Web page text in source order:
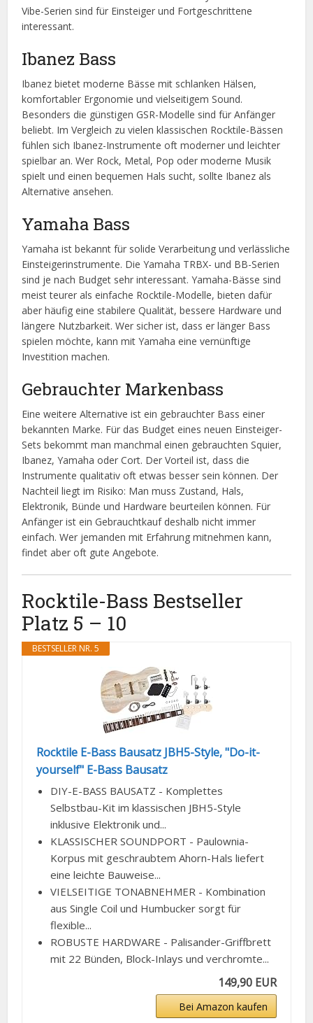
Vibe-Serien sind für Einsteiger und Fortgeschrittene
interessant.
Ibanez Bass
Ibanez bietet moderne Bässe mit schlanken Hälsen,
komfortabler Ergonomie und vielseitigem Sound.
Besonders die günstigen GSR-Modelle sind für Anfänger
beliebt. Im Vergleich zu vielen klassischen Rocktile-Bässen
fühlen sich Ibanez-Instrumente oft moderner und leichter
spielbar an. Wer Rock, Metal, Pop oder moderne Musik
spielt und einen bequemen Hals sucht, sollte Ibanez als
Alternative ansehen.
Yamaha Bass
Yamaha ist bekannt für solide Verarbeitung und verlässliche
Einsteigerinstrumente. Die Yamaha TRBX- und BB-Serien
sind je nach Budget sehr interessant. Yamaha-Bässe sind
meist teurer als einfache Rocktile-Modelle, bieten dafür
aber häufig eine stabilere Qualität, bessere Hardware und
längere Nutzbarkeit. Wer sicher ist, dass er länger Bass
spielen möchte, kann mit Yamaha eine vernünftige
Investition machen.
Gebrauchter Markenbass
Eine weitere Alternative ist ein gebrauchter Bass einer
bekannten Marke. Für das Budget eines neuen Einsteiger-
Sets bekommt man manchmal einen gebrauchten Squier,
Ibanez, Yamaha oder Cort. Der Vorteil ist, dass die
Instrumente qualitativ oft etwas besser sein können. Der
Nachteil liegt im Risiko: Man muss Zustand, Hals,
Elektronik, Bünde und Hardware beurteilen können. Für
Anfänger ist ein Gebrauchtkauf deshalb nicht immer
einfach. Wer jemanden mit Erfahrung mitnehmen kann,
findet aber oft gute Angebote.
Rocktile-Bass Bestseller
Platz 5 – 10
BESTSELLER NR. 5
Rocktile E-Bass Bausatz JBH5-Style, "Do-it-
yourself" E-Bass Bausatz
DIY-E-BASS BAUSATZ - Komplettes
Selbstbau-Kit im klassischen JBH5-Style
inklusive Elektronik und...
KLASSISCHER SOUNDPORT - Paulownia-
Korpus mit geschraubtem Ahorn-Hals liefert
eine leichte Bauweise...
VIELSEITIGE TONABNEHMER - Kombination
aus Single Coil und Humbucker sorgt für
flexible...
ROBUSTE HARDWARE - Palisander-Griffbrett
mit 22 Bünden, Block-Inlays und verchromte...
149,90 EUR
Bei Amazon kaufen